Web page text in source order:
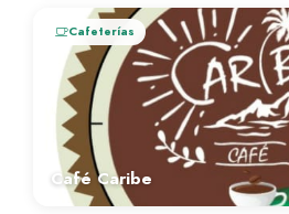
Cafeterías
Café Caribe